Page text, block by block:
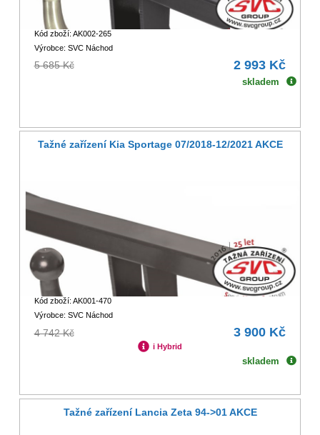
Kód zboží: AK002-265
Výrobce: SVC Náchod
5 685 Kč 2 993 Kč
skladem
Tažné zařízení Kia Sportage 07/2018-12/2021 AKCE
Kód zboží: AK001-470
Výrobce: SVC Náchod
4 742 Kč 3 900 Kč
i Hybrid
skladem
Tažné zařízení Lancia Zeta 94->01 AKCE